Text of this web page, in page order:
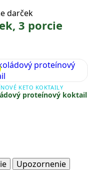
darček
3 porcie
KETO KOKTAILY
proteínový koktail
Upozornenie